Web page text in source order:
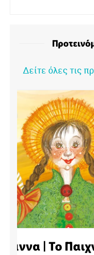
Δείτε όλες τις
11
Αυγ
Πλούτος